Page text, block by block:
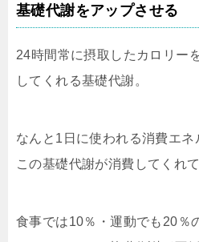
基礎代謝をアップさせる
24時間常に摂取したカロリー
してくれる基礎代謝。
なんと1日に使われる消費エ
この基礎代謝が消費してくれ
食事では10％・運動でも20％